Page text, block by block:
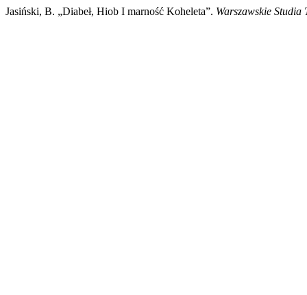
Jasiński, B. „Diabeł, Hiob I marność Koheleta”. Warszawskie Studia